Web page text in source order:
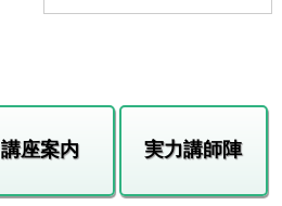
講座案内 実力講師陣